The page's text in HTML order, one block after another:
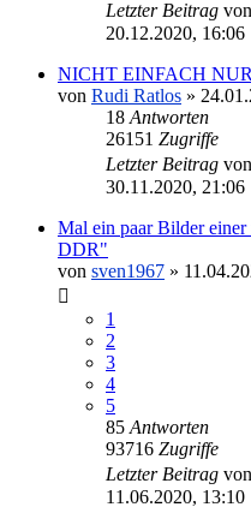
Letzter Beitrag von
20.12.2020, 16:06
NICHT EINFACH NUR
von Rudi Ratlos »
18 Antworten
26151 Zugriffe
Letzter Beitrag von
30.11.2020, 21:06
Mal ein paar Bilder
DDR"
von sven1967 »
1
2
3
4
5
85 Antworten
93716 Zugriffe
Letzter Beitrag von
11.06.2020, 13:10